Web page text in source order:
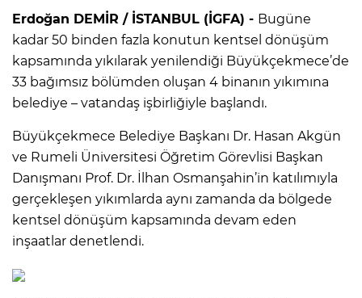
Erdoğan DEMİR / İSTANBUL (İGFA) - Bugüne
kadar 50 binden fazla konutun kentsel dönüşüm
kapsamında yıkılarak yenilendiği Büyükçekmece’de
33 bağımsız bölümden oluşan 4 binanın yıkımına
belediye – vatandaş işbirliğiyle başlandı.
Büyükçekmece Belediye Başkanı Dr. Hasan Akgün
ve Rumeli Üniversitesi Öğretim Görevlisi Başkan
Danışmanı Prof. Dr. İlhan Osmanşahin’in katılımıyla
gerçekleşen yıkımlarda aynı zamanda da bölgede
kentsel dönüşüm kapsamında devam eden
inşaatlar denetlendi.